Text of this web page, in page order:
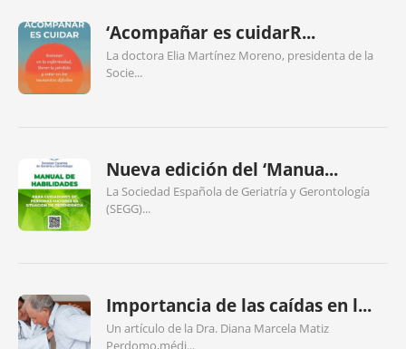
‘Acompañar es cuidarR...
La doctora Elia Martínez Moreno, presidenta de la
Socie...
Nueva edición del ‘Manua...
La Sociedad Española de Geriatría y Gerontología
(SEGG)...
Importancia de las caídas en l...
Un artículo de la Dra. Diana Marcela Matiz
Perdomo,médi...